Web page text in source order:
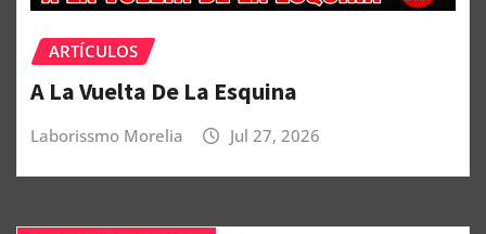
ARTÍCULOS
A La Vuelta De La Esquina
Laborissmo Morelia Jul 27, 2026